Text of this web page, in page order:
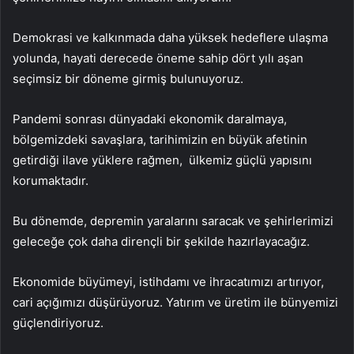
Demokrasi ve kalkınmada daha yüksek hedeflere ulaşma
yolunda, hayati derecede öneme sahip dört yılı aşan
seçimsiz bir döneme girmiş bulunuyoruz.
Pandemi sonrası dünyadaki ekonomik daralmaya,
bölgemizdeki savaşlara, tarihimizin en büyük afetinin
getirdiği ilave yüklere rağmen, ülkemiz güçlü yapısını
korumaktadır.
Bu dönemde, depremin yaralarını saracak ve şehirlerimizi
geleceğe çok daha dirençli bir şekilde hazırlayacağız.
Ekonomide büyümeyi, istihdamı ve ihracatımızı artırıyor,
cari açığımızı düşürüyoruz. Yatırım ve üretim ile bünyemizi
güçlendiriyoruz.